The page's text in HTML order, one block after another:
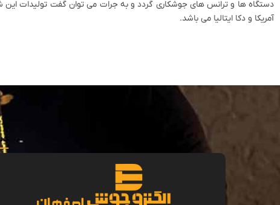
دستگاه ها و ترانس های جوشکاری گردد و به جرات می توان گفت تولیدات این
آمریکا و دکا ایتالیا می باشد.